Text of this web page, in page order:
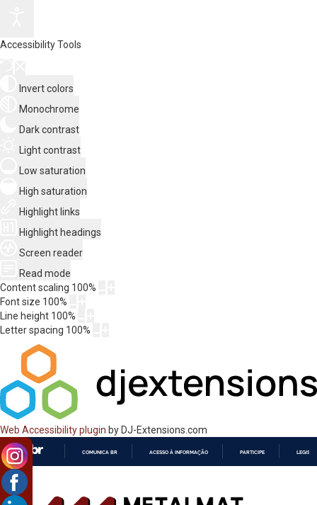
Accessibility Tools
Invert colors
Monochrome
Dark contrast
Light contrast
Low saturation
High saturation
Highlight links
Highlight headings
Screen reader
Read mode
Content scaling 100%
Font size 100%
Line height 100%
Letter spacing 100%
Web Accessibility plugin by DJ-Extensions.com
CONTEÚDO
COMUNICA BR ACESSO À INFORMAÇÃO PARTICIPE